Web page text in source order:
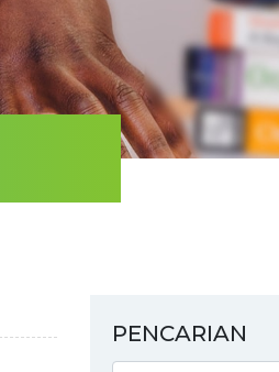
PENCARIAN